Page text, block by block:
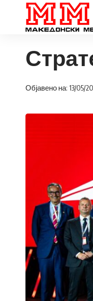
Објавено на: 13/05/